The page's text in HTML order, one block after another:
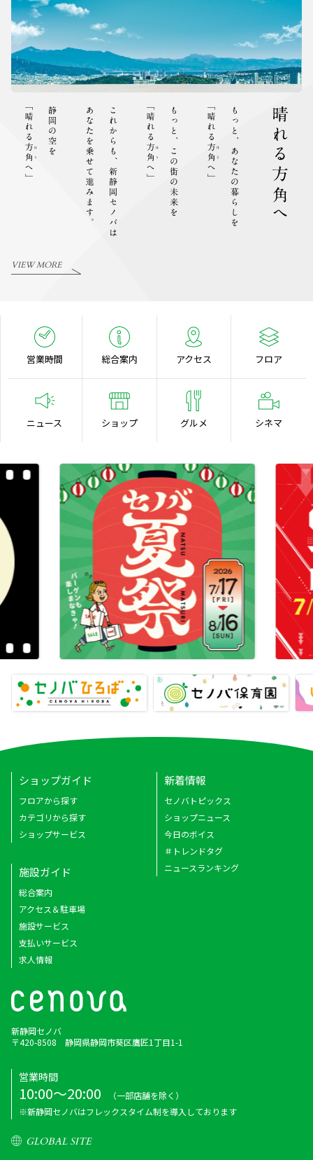
VIEW MORE
営業時間 総合案内 アクセス フロア
ニュース ショップ グルメ シネマ
ショップガイド
フロアから探す
カテゴリから探す
ショップサービス
新着情報
セノバトピックス
ショップニュース
今日のボイス
＃トレンドタグ
ニュースランキング
施設ガイド
総合案内
アクセス＆駐車場
施設サービス
支払いサービス
求人情報
新静岡セノバ
〒420-8508 静岡県静岡市葵区鷹匠1丁目1-1
営業時間
10:00～20:00
（一部店舗を除く）
※新静岡セノバはフレックスタイム制を導入しております
GLOBAL SITE